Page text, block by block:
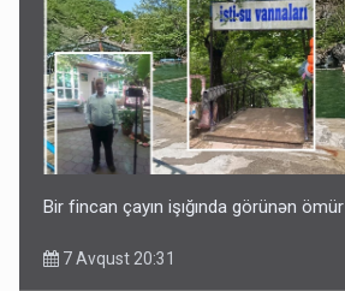
Bir fincan çayın işığında görünən ömür
7 Avqust 20:31